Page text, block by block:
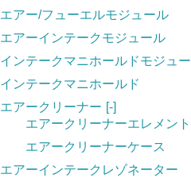
エアー/フューエルモジュール
エアーインテークモジュール
インテークマニホールドモジュ
インテークマニホールド
エアークリーナー [-]
エアークリーナーエレメント
エアークリーナーケース
エアーインテークレゾネーター